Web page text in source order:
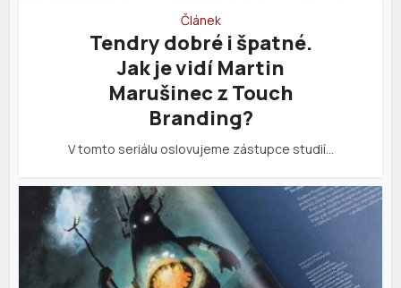
Článek
Tendry dobré i špatné.
Jak je vidí Martin
Marušinec z Touch
Branding?
V tomto seriálu oslovujeme zástupce studií…